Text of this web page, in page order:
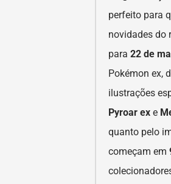
perfeito para
novidades do
para 22 de
Pokémon ex,
ilustrações
Pyroar ex e
quanto pelo
começam em